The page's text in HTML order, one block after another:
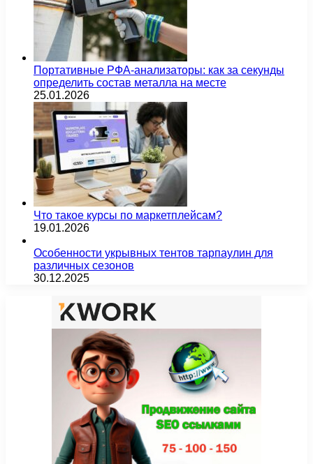
Портативные РФА-анализаторы: как за секунды
определить состав металла на месте
25.01.2026
Что такое курсы по маркетплейсам?
19.01.2026
Особенности укрывных тентов тарпаулин для
различных сезонов
30.12.2025